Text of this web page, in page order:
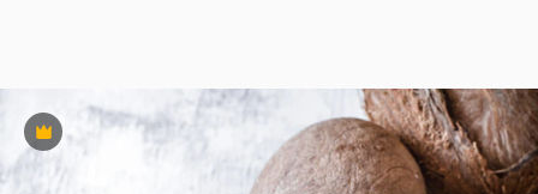
Premium